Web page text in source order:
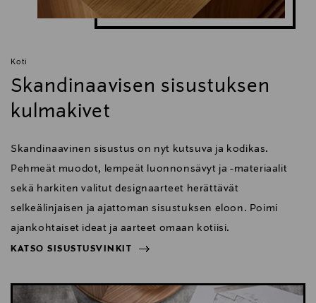
Koti
Skandinaavisen sisustuksen
kulmakivet
Skandinaavinen sisustus on nyt kutsuva ja kodikas.
Pehmeät muodot, lempeät luonnonsävyt ja -materiaalit
sekä harkiten valitut designaarteet herättävät
selkeälinjaisen ja ajattoman sisustuksen eloon. Poimi
ajankohtaiset ideat ja aarteet omaan kotiisi.
KATSO SISUSTUSVINKIT
KATSO SISUSTUSVINKIT